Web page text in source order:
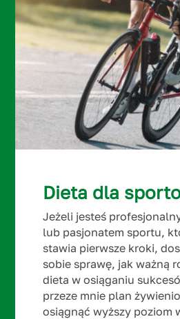
Dieta dla
Jeżeli jesteś
lub pasjonatem sportu,
stawia pierwsze kroki,
sobie sprawę, jak ważną
dieta w osiąganiu
przeze mnie plan
osiągnąć wyższy poziom